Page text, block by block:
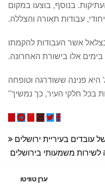
פעולה עם רשות העתיקות. בנוסף, בוצעו במקום
עבודות תאורה והצללה.
אשר העבודות להקמתו
אלו בישורת האחרונה.
פנינה ששודרגה וטופחה
בכל חלקי העיר, כך נמשיך"
עובדים בעיריית ירושלים
לשירות משמעותי בירושלים
ערן טוויטו